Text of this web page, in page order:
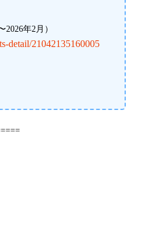
年2月）
detail/21042135160005